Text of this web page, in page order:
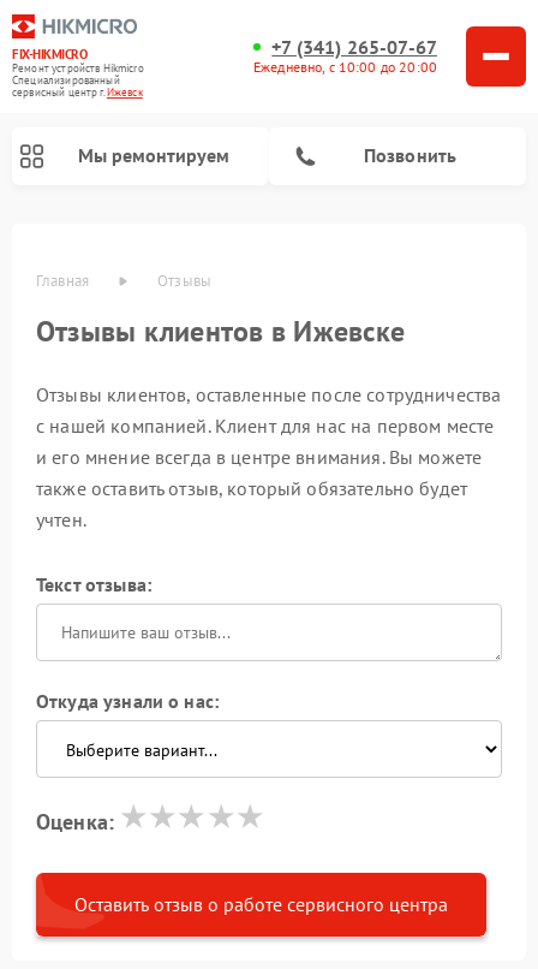
FIX-HIKMICRO
Ремонт устройств Hikmicro
Специализированный
cервисный центр г.Ижевск
+7 (341) 265-07-67
Ежедневно, с 10:00 до 20:00
Мы ремонтируем Позвонить
Главная Отзывы
Отзывы клиентов в Ижевске
Отзывы клиентов, оставленные после сотрудничества
с нашей компанией. Клиент для нас на первом месте
и его мнение всегда в центре внимания. Вы можете
также оставить отзыв, который обязательно будет
учтен.
Текст отзыва:
Откуда узнали о нас:
Оценка:
Оставить отзыв о работе сервисного центра